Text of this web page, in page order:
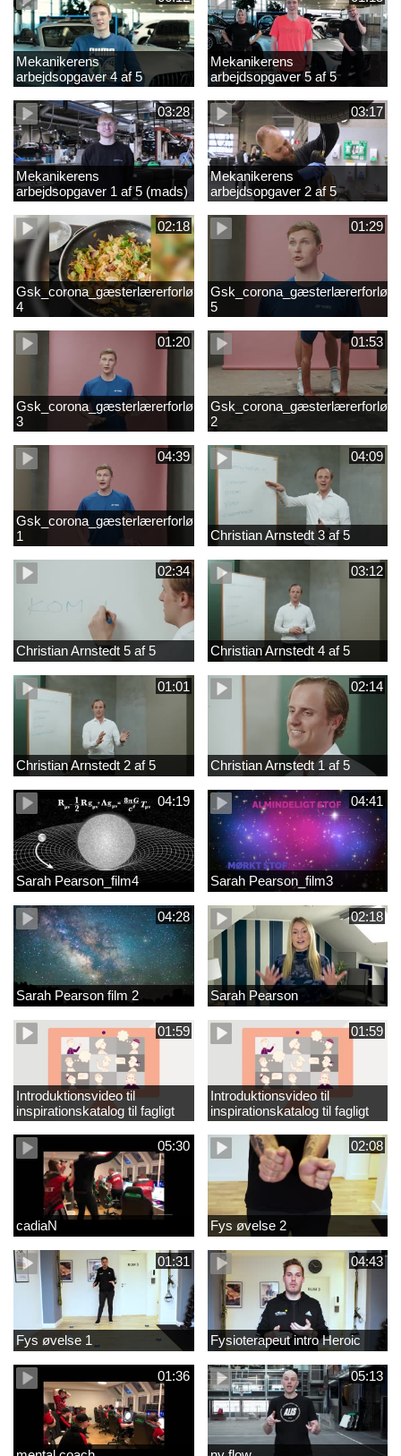
Mekanikerens
arbejdsopgaver 4 af 5
(Frederik Vesti)
Mekanikerens
arbejdsopgaver 5 af 5
(Frederik Vesti)
03:28
Mekanikerens
arbejdsopgaver 1 af 5 (mads)
03:17
Mekanikerens
arbejdsopgaver 2 af 5
(magnus)
02:18
Gsk_corona_gæsterlærerforløb_Axelsen_del
4
01:29
5
01:20
Gsk_corona_gæsterlærerforløb_Axelsen_del
3
01:53
2
04:39
Gsk_corona_gæsterlærerforløb_Axelsen_del
1
04:09
Christian Arnstedt 3 af 5
02:34
Christian Arnstedt 5 af 5
03:12
Christian Arnstedt 4 af 5
01:01
Christian Arnstedt 2 af 5
02:14
Christian Arnstedt 1 af 5
04:19
Sarah Pearson_film4
04:41
Sarah Pearson_film3
04:28
Sarah Pearson film 2
02:18
Sarah Pearson
01:59
Introduktionsvideo til
inspirationskatalog til fagligt
løft_tilrettet
01:59
Introduktionsvideo til
inspirationskatalog til fagligt
løft
05:30
cadiaN
02:08
Fys øvelse 2
01:31
Fys øvelse 1
04:43
Fysioterapeut intro Heroic
01:36 05:13